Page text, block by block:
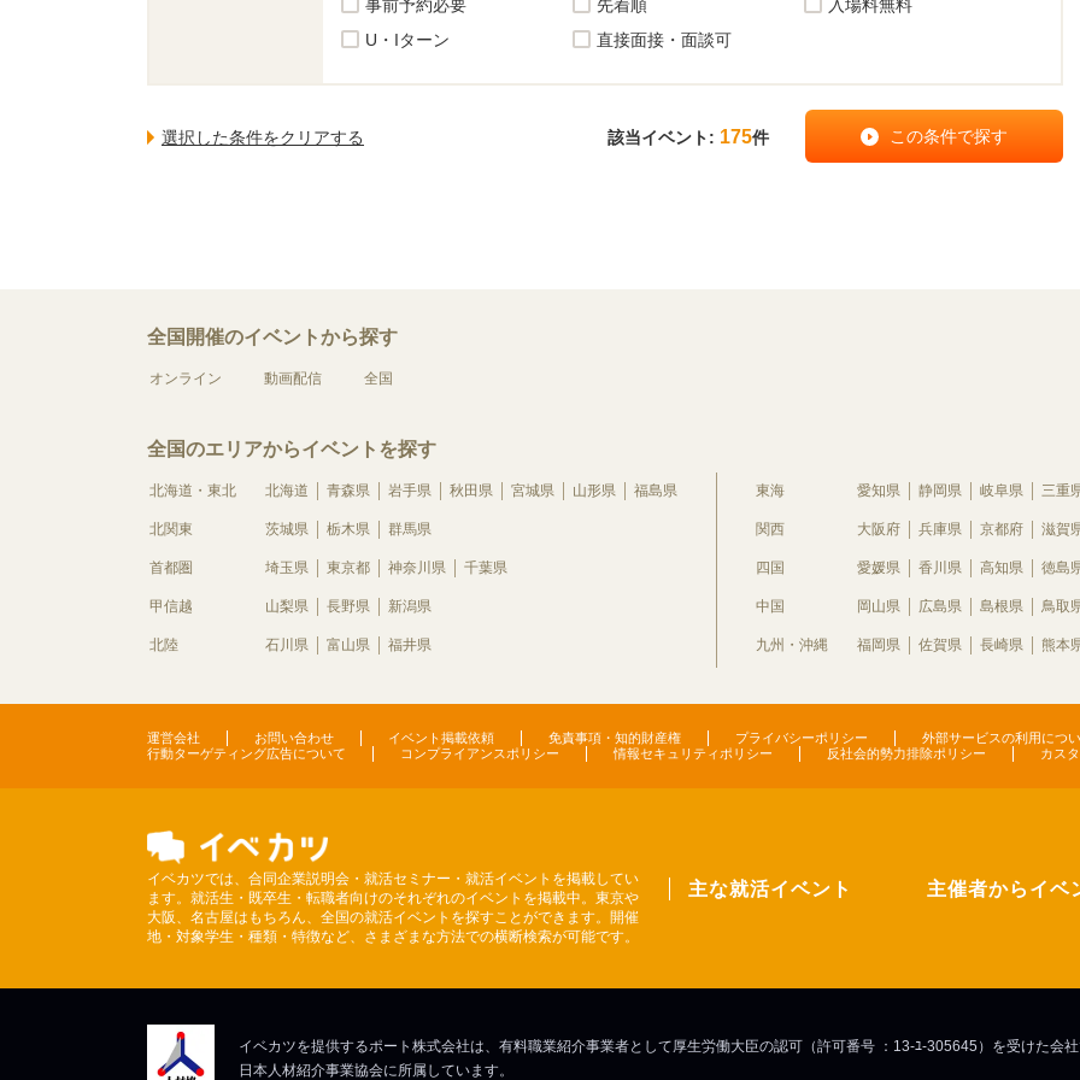
事前予約必要 先着順
入場料無料
U・Iターン
直接面接・面談可
該当イベント: 175件
全国開催のイベントから探す
オンライン 動画配信 全国
全国のエリアからイベントを探す
北海道・東北 北海道 青森県 岩手県 秋田県 宮城県 山形県 福島県
北関東 茨城県 栃木県 群馬県
首都圏 埼玉県 東京都 神奈川県 千葉県
甲信越 山梨県 長野県 新潟県
北陸 石川県 富山県 福井県
東海 愛知県 静岡県 岐阜県 三重
関西 大阪府 兵庫県 京都府 滋賀
四国 愛媛県 香川県 高知県 徳島
中国 岡山県 広島県 島根県 鳥取
九州・沖縄 福岡県 佐賀県 長崎県 熊本
運営会社 お問い合わせ イベント掲載依頼 免責事項・知的財産権 プライバシーポリシー 外部サービスの利用につ
行動ターゲティング広告について
コンプライアンスポリシー 情報セキュリティポリシー 反社会的勢力排除ポリシー カス
イベカツでは、合同企業説明会・就活セミナー・就活イベントを掲載してい
ます。就活生・既卒生・転職者向けのそれぞれのイベントを掲載中。東京や
大阪、名古屋はもちろん、全国の就活イベントを探すことができます。開催
地・対象学生・種類・特徴など、さまざまな方法での横断検索が可能です。
主な就活イベント 主催者からイベ